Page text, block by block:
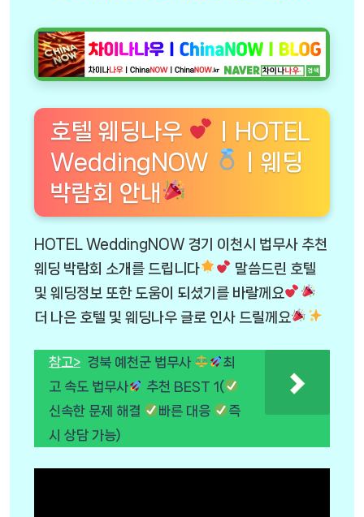
호텔 웨딩나우
ㅣHOTEL
WeddingNOW
ㅣ웨딩
박람회 안내
HOTEL WeddingNOW 경기 이천시 법무사 추천
웨딩 박람회 소개를 드립니다
말씀드린 호텔
및 웨딩정보 또한 도움이 되셨기를 바랄께요
더 나은 호텔 및 웨딩나우 글로 인사 드릴께요
참고> 경북 예천군 법무사
최
고 속도 법무사
추천 BEST 1(
신속한 문제 해결
빠른 대응
즉
시 상담 가능)